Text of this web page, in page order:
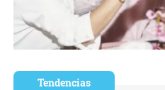
Tendencias